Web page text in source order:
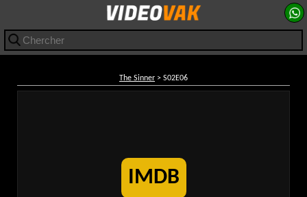
The Sinner > S02E06
IMDB